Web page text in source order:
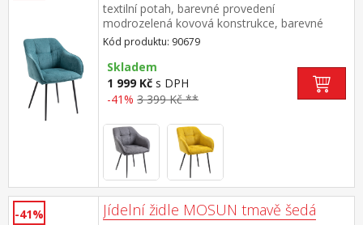
textilní potah, barevné provedení
modrozelená kovová konstrukce, barevné
provedení černá výška sedu 48 cm doporučená
nosnost do 120 kg
Kód produktu: 90679
Skladem
1 999 Kč s DPH
-41% 3 399 Kč **
-41% Jídelní židle MOSUN tmavě šedá